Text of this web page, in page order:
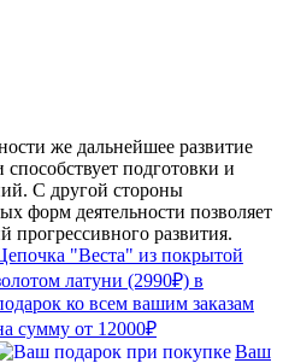
же дальнейшее развитие
подготовки и
С другой стороны
форм деятельности позволяет
прогрессивного развития.
"Веста" из покрытой
латуни (2990₽) в
ко всем вашим заказам
сумму от 12000₽
Ваш